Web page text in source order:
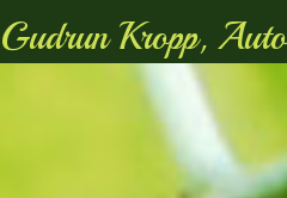
Gudrun Kropp,